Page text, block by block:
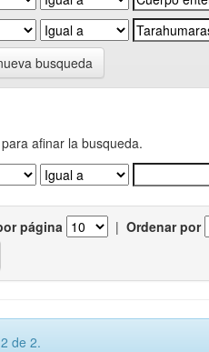
busqueda
afinar la busqueda.
página | Ordenar por
de 2.